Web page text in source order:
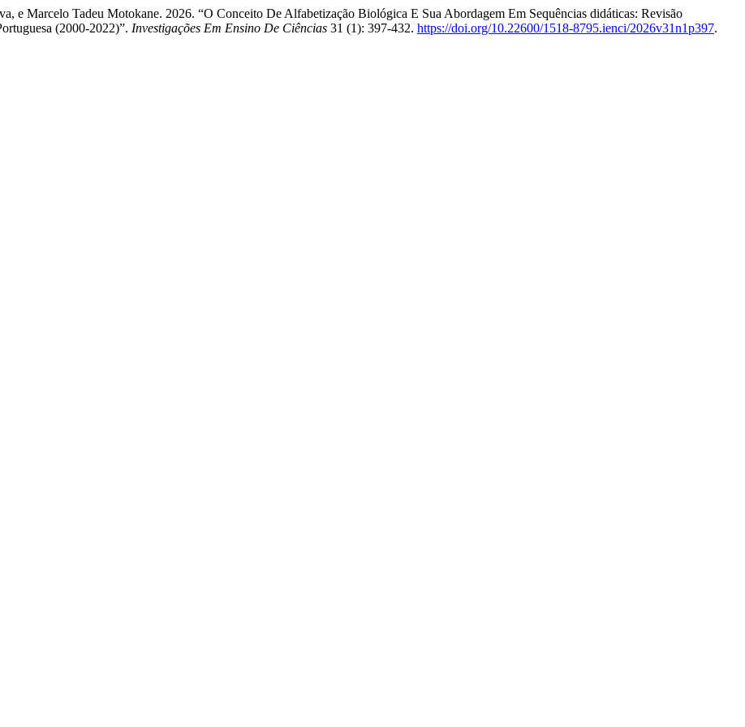
e Marcelo Tadeu Motokane. 2026. “O Conceito De Alfabetização Biológica E Sua Abordagem Em Sequências didáticas: Revisão
(2000-2022)”. Investigações Em Ensino De Ciências 31 (1): 397-432. https://doi.org/10.22600/1518-8795.ienci/2026v31n1p397.